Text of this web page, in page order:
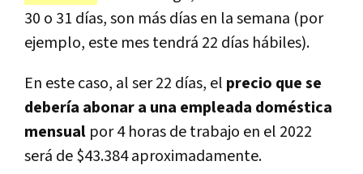
30 o 31 días, son más días en la semana (por
ejemplo, este mes tendrá 22 días hábiles).
En este caso, al ser 22 días, el precio que se
debería abonar a una empleada doméstica
mensual por 4 horas de trabajo en el 2022
será de $43.384 aproximadamente.